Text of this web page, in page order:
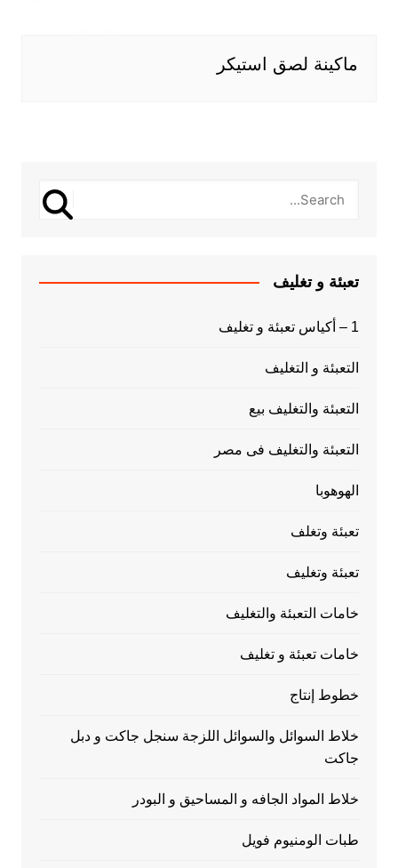
ماكينة لصق استيكر
تعبئة و تغليف
1 – أكياس تعبئة و تغليف
التعبئة و التغليف
التعبئة والتغليف بيع
التعبئة والتغليف فى مصر
الهوهوبا
تعبئة وتغلف
تعبئة وتغليف
خامات التعبئة والتغليف
خامات تعبئة و تغليف
خطوط إنتاج
خلاط السوائل والسوائل اللزجة سنجل جاكت و دبل
جاكت
خلاط المواد الجافه و المساحيق و البودر
طبات الومنيوم فويل